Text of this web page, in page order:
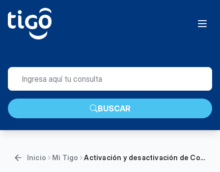
BUSCAR
Inicio Mi Tigo Activación y desactivación de Compra Automática en Mi Tigo App | Móvil